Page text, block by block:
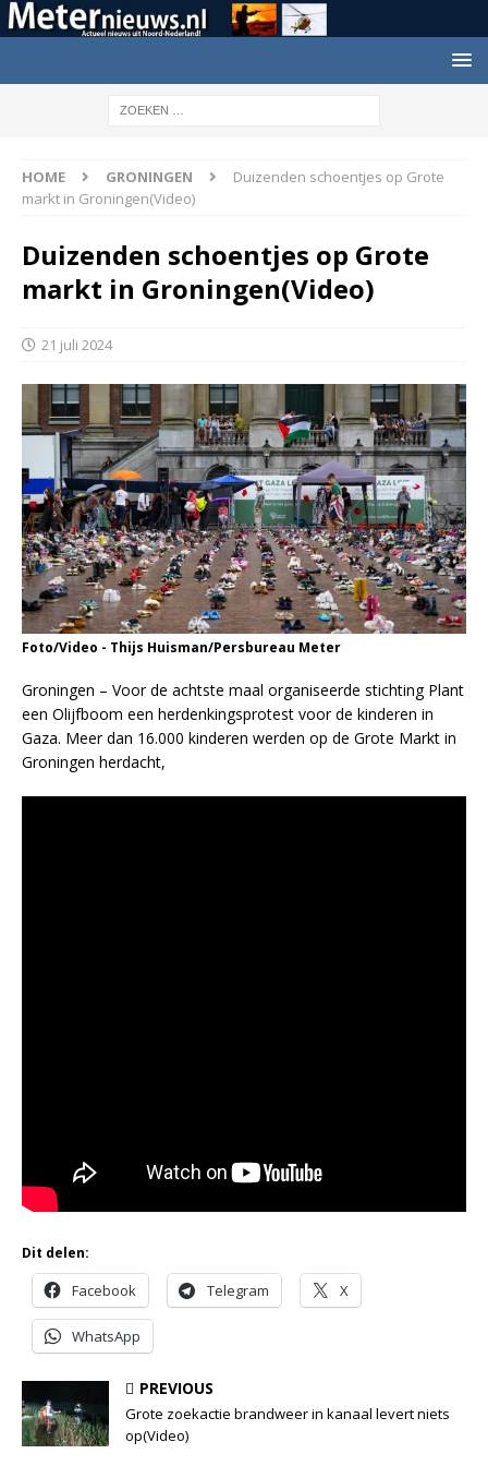
HOME GRONINGEN
Duizenden schoentjes op Grote
markt in Groningen(Video)
Duizenden schoentjes op Grote
markt in Groningen(Video)
21 juli 2024
Foto/Video - Thijs Huisman/Persbureau Meter
Groningen – Voor de achtste maal organiseerde stichting Plant
een Olijfboom een herdenkingsprotest voor de kinderen in
Gaza. Meer dan 16.000 kinderen werden op de Grote Markt in
Groningen herdacht,
Dit delen:
Facebook Telegram X
WhatsApp
PREVIOUS
Grote zoekactie brandweer in kanaal levert niets
op(Video)